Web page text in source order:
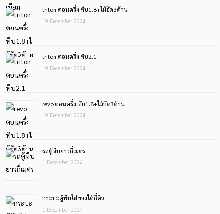
triton ตอนครึ่ง ทึบ1.8+ไม้อัด3ด้าน
19 December 2024
triton ตอนครึ่ง ทึบ2.1
19 December 2024
revo ตอนครึ่ง ทึบ1.8+ไม้อัด3ด้าน
19 December 2024
รถตู้ทึบยาวกี่เมตร
1 December 2024
กระบะตู้ทึบใส่ของได้กี่คิว
1 December 2024